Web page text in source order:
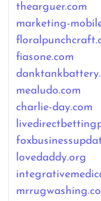
thearguer.com
marketing-
fiasone.com
mealudo.com
charlie-day.com
lovedaddy.org